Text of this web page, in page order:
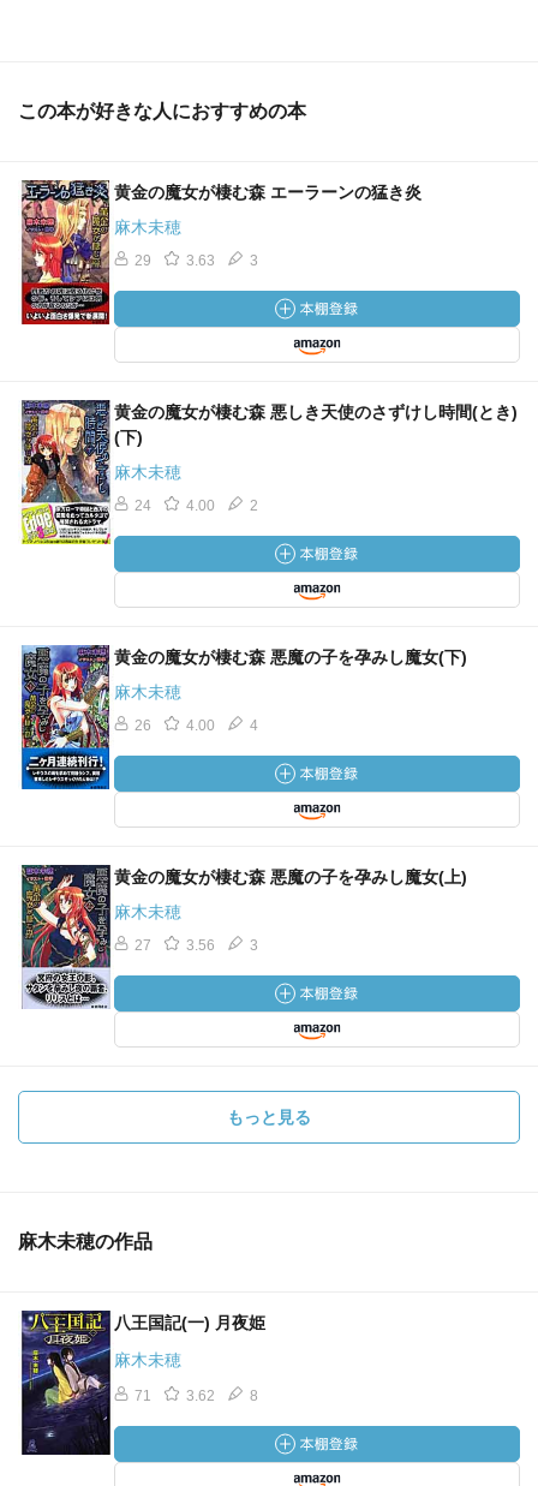
この本が好きな人におすすめの本
黄金の魔女が棲む森 エーラーンの猛き炎
麻木未穂
29 3.63 3
黄金の魔女が棲む森 悪しき天使のさずけし時間(とき)
(下)
麻木未穂
24 4.00 2
黄金の魔女が棲む森 悪魔の子を孕みし魔女(下)
麻木未穂
26 4.00 4
黄金の魔女が棲む森 悪魔の子を孕みし魔女(上)
麻木未穂
27 3.56 3
もっと見る
麻木未穂の作品
八王国記(一) 月夜姫
麻木未穂
71 3.62 8